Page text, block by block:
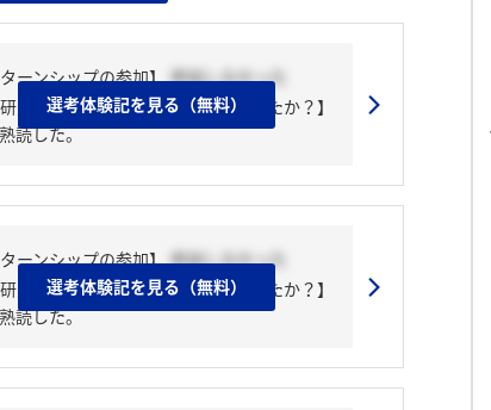
ターンシップの参加】参加しなかった
研究・企業研究はどんな風にしましたか？】
読した。
選考体験記を見る（無料）
ターンシップの参加】参加しなかった
研究・企業研究はどんな風にしましたか？】
読した。
選考体験記を見る（無料）